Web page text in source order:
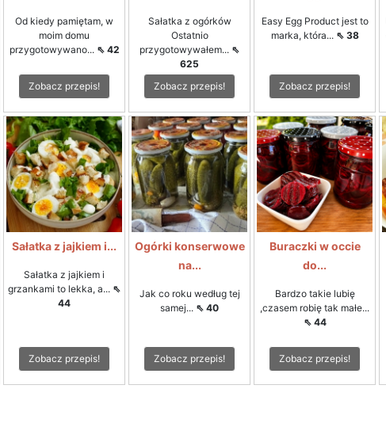
Od kiedy pamiętam, w
moim domu
przygotowywano... ⇖ 42
Zobacz przepis!
Sałatka z ogórków
Ostatnio
przygotowywałem... ⇖
625
Zobacz przepis!
Easy Egg Product jest to
marka, która... ⇖ 38
Zobacz przepis!
Sałatka z jajkiem i...
Sałatka z jajkiem i
grzankami to lekka, a... ⇖
44
Zobacz przepis!
Ogórki konserwowe
na...
Jak co roku według tej
samej... ⇖ 40
Zobacz przepis!
Buraczki w occie
do...
Bardzo takie lubię
,czasem robię tak małe...
⇖ 44
Zobacz przepis!